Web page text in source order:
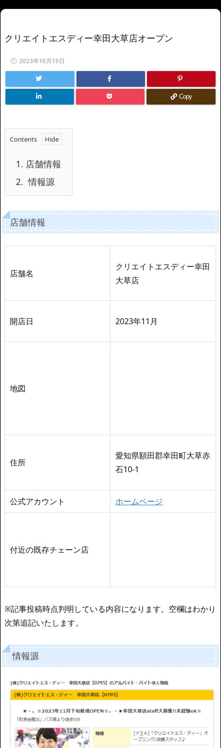
クリエイトエスディー幸田大草店オープン
2023年10月15日
Copy
Contents
1. 店舗情報
2. 情報源
店舗情報
店舗名
クリエイトエスディー幸田
大草店
開店日 2023年11月
地図
住所
愛知県額田郡幸田町大草赤
石10-1
公式アカウント ホームページ
付近の既存チェーン店
※記事投稿時点判明している内容になります。空欄はわかり
次第追記いたします。
情報源